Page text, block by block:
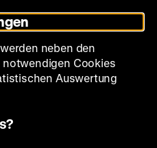
neben den
Cookies
Auswertung